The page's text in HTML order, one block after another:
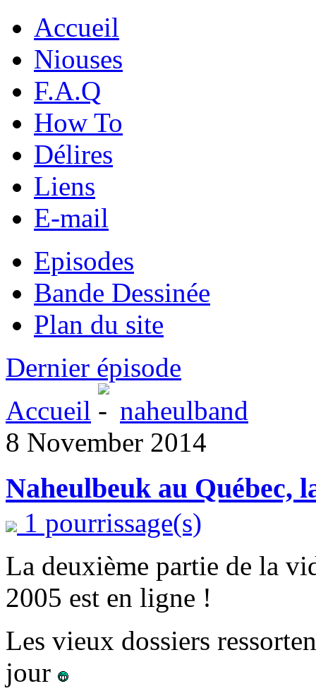
Accueil
Niouses
F.A.Q
How To
Délires
Liens
E-mail
Episodes
Bande Dessinée
Plan du site
Dernier épisode
Accueil
naheulband
8 November 2014
Naheulbeuk au Québec,
1 pourrissage(s)
La deuxième partie de la
2005 est en ligne !
Les vieux dossiers
jour